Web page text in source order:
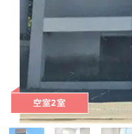
空室2室